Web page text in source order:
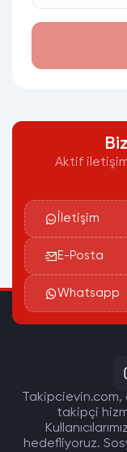
Aktif
İletişim
E-Posta
Whatsapp
takipçi
hedefliyoruz.